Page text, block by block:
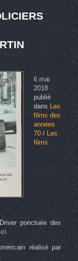
6 mai
2018
publié
dansLes
films des
années
70/ Les
films
ponctuée des
réalisé par